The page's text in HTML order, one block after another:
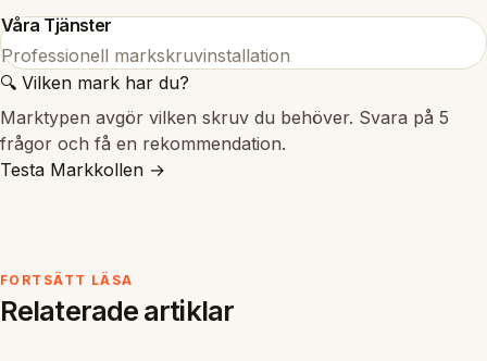
Våra Tjänster
Professionell markskruvinstallation
🔍 Vilken mark har du?
Marktypen avgör vilken skruv du behöver. Svara på 5
frågor och få en rekommendation.
Testa Markkollen →
FORTSÄTT LÄSA
Relaterade artiklar